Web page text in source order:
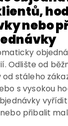
nebo
Odlište od
stáleho
s vysokou
vyřídit
přibalit